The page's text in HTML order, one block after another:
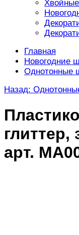
Главная
Новогодние
Однотонные
Назад:
арт.